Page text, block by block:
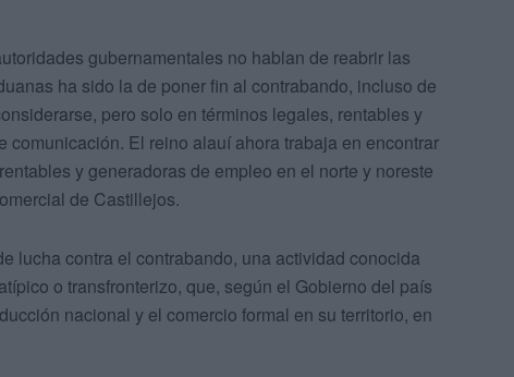
gubernamentales no hablan de reabrir las
ha sido la de poner fin al contrabando, incluso de
pero solo en términos legales, rentables y
comunicación. El reino alauí ahora trabaja en encontrar
y generadoras de empleo en el norte y noreste
de Castillejos.
lucha contra el contrabando, una actividad conocida
o transfronterizo, que, según el Gobierno del país
nacional y el comercio formal en su territorio, en